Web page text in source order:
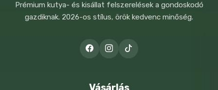
algák
nyersfehérje 13,5%
A NEVEM, E-MAIL CÍMEM, ÉS
WEBOLDALCÍMEM MENTÉSE A
Prémium kutya- és kisállat felszerelések a gondoskodó
gazdiknak. 2026-os stílus, örök kedvenc minőség.
Vásárlás